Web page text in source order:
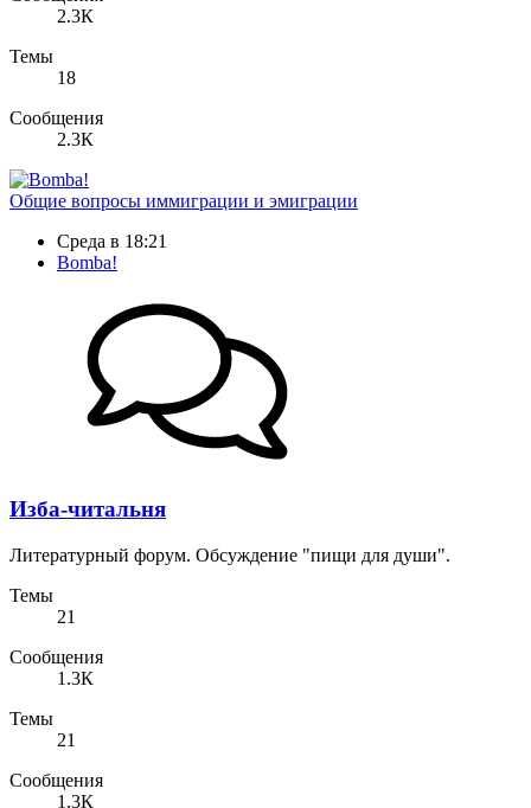
2.3К
Темы
18
Сообщения
2.3К
Общие вопросы иммиграции и эмиграции
Среда в 18:21
Bomba!
Изба-читальня
Литературный форум. Обсуждение "пищи для души".
Темы
21
Сообщения
1.3К
Темы
21
Сообщения
1.3К